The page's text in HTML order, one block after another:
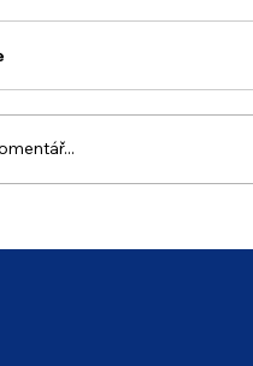
provoz školy